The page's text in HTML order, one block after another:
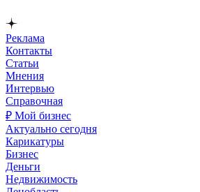
Реклама
Контакты
Статьи
Мнения
Интервью
Справочная
₽ Мой бизнес
Актуально сегодня
Карикатуры
Бизнес
Деньги
Недвижимость